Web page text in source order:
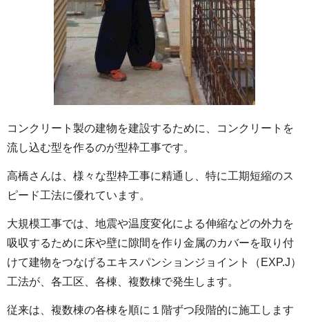
コンクリート製の建物を建設するために、コンクリートを
流し込む型を作るのが型枠工事です。
高橋さんは、様々な型枠工事に精通し、特に工期短縮のス
ピード工法に優れています。
大規模工事では、地震や温度変化による伸縮などの外力を
吸収するために床や壁に隙間を作り金属のカバーを取り付
けて建物をつなげるエキスパンションジョイント（EXP.J）
工法が、各工区、各棟、複数棟で発生します。
従来は、複数棟の各棟を順に１階ずつ段階的に施工します